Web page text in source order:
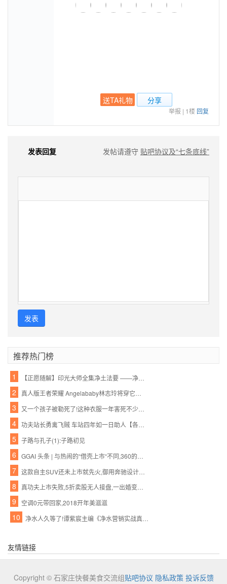
送TA礼物 分享
举报 | 1楼 回复
发表回复 发帖请遵守 贴吧协议及“七条底线”
发表
推荐热门榜
1
2 真人版王者荣耀 Angelababy林志玲将穿它们去作战
3
4
5 子路与孔子(1):子路初见
6
7
8 真功夫上市失败,5折卖股无人接盘,一出婚变引发的商业惨剧
9 空调0元带回家,2018开年美滋滋
10
友情链接
Copyright © 石家庄快餐美食交流组贴吧协议 隐私政策 投诉反馈